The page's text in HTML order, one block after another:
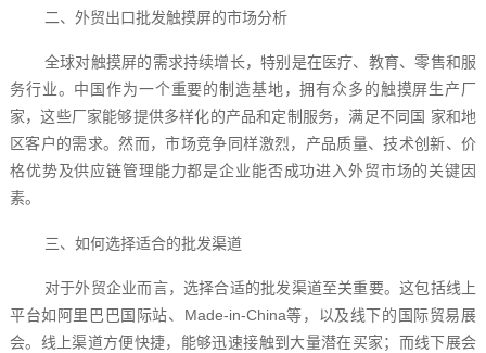
二、外贸出口批发触摸屏的市场分析
全球对触摸屏的需求持续增长，特别是在医疗、教育、零售和服
务行业。中国作为一个重要的制造基地，拥有众多的触摸屏生产厂
家，这些厂家能够提供多样化的产品和定制服务，满足不同国 家和地
区客户的需求。然而，市场竞争同样激烈，产品质量、技术创新、价
格优势及供应链管理能力都是企业能否成功进入外贸市场的关键因
素。
三、如何选择适合的批发渠道
对于外贸企业而言，选择合适的批发渠道至关重要。这包括线上
平台如阿里巴巴国际站、Made-in-China等，以及线下的国际贸易展
会。线上渠道方便快捷，能够迅速接触到大量潜在买家；而线下展会